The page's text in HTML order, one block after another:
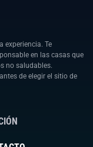
experiencia. Te
en las casas que
no saludables.
de elegir el sitio de